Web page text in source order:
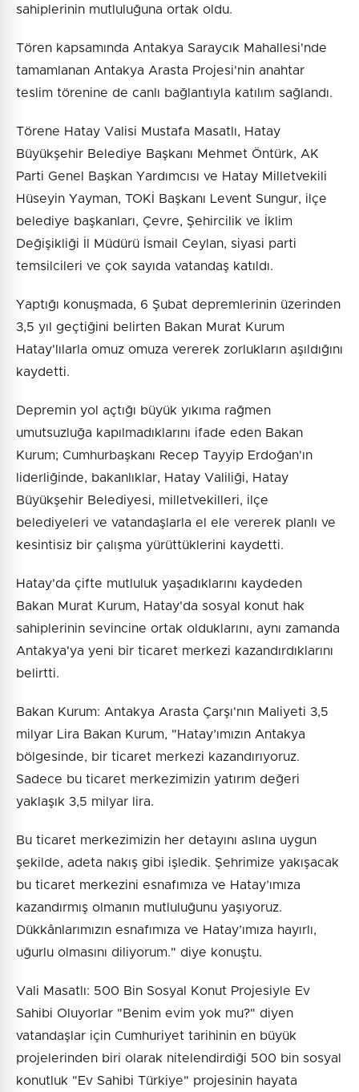
sahiplerinin mutluluğuna ortak oldu.
Tören kapsamında Antakya Saraycık Mahallesi'nde
tamamlanan Antakya Arasta Projesi'nin anahtar
teslim törenine de canlı bağlantıyla katılım sağlandı.
Törene Hatay Valisi Mustafa Masatlı, Hatay
Büyükşehir Belediye Başkanı Mehmet Öntürk, AK
Parti Genel Başkan Yardımcısı ve Hatay Milletvekili
Hüseyin Yayman, TOKİ Başkanı Levent Sungur, ilçe
belediye başkanları, Çevre, Şehircilik ve İklim
Değişikliği İl Müdürü İsmail Ceylan, siyasi parti
temsilcileri ve çok sayıda vatandaş katıldı.
Yaptığı konuşmada, 6 Şubat depremlerinin üzerinden
3,5 yıl geçtiğini belirten Bakan Murat Kurum
Hatay'lılarla omuz omuza vererek zorlukların aşıldığını
kaydetti.
Depremin yol açtığı büyük yıkıma rağmen
umutsuzluğa kapılmadıklarını ifade eden Bakan
Kurum; Cumhurbaşkanı Recep Tayyip Erdoğan'ın
liderliğinde, bakanlıklar, Hatay Valiliği, Hatay
Büyükşehir Belediyesi, milletvekilleri, ilçe
belediyeleri ve vatandaşlarla el ele vererek planlı ve
kesintisiz bir çalışma yürüttüklerini kaydetti.
Hatay'da çifte mutluluk yaşadıklarını kaydeden
Bakan Murat Kurum, Hatay'da sosyal konut hak
sahiplerinin sevincine ortak olduklarını, aynı zamanda
Antakya'ya yeni bir ticaret merkezi kazandırdıklarını
belirtti.
Bakan Kurum: Antakya Arasta Çarşı'nın Maliyeti 3,5
milyar Lira Bakan Kurum, "Hatay’ımızın Antakya
bölgesinde, bir ticaret merkezi kazandırıyoruz.
Sadece bu ticaret merkezimizin yatırım değeri
yaklaşık 3,5 milyar lira.
Bu ticaret merkezimizin her detayını aslına uygun
şekilde, adeta nakış gibi işledik. Şehrimize yakışacak
bu ticaret merkezini esnafımıza ve Hatay’ımıza
kazandırmış olmanın mutluluğunu yaşıyoruz.
Dükkânlarımızın esnafımıza ve Hatay’ımıza hayırlı,
uğurlu olmasını diliyorum." diye konuştu.
Vali Masatlı: 500 Bin Sosyal Konut Projesiyle Ev
Sahibi Oluyorlar "Benim evim yok mu?" diyen
vatandaşlar için Cumhuriyet tarihinin en büyük
projelerinden biri olarak nitelendirdiği 500 bin sosyal
konutluk "Ev Sahibi Türkiye" projesinin hayata